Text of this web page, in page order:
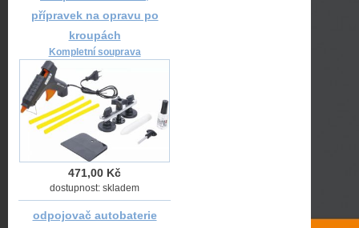
přípravek na opravu po
kroupách
Kompletní souprava
471,00 Kč
dostupnost: skladem
odpojovač autobaterie